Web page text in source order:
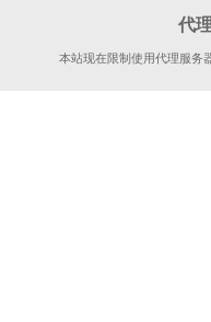
代
本站现在限制使用代理服务